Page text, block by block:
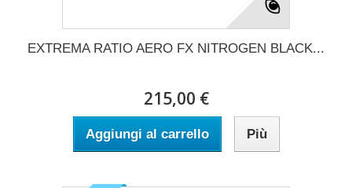
EXTREMA RATIO AERO FX NITROGEN BLACK...
215,00 €
Aggiungi al carrello Più